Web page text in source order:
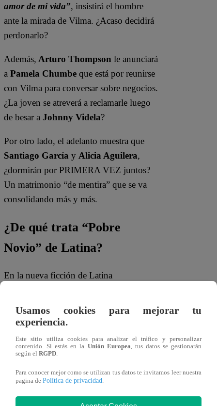
amor de mi vida”, insistirá el hombre
ante la mirada de Vilma. ¿Acaso decidirá
perdonarlo?
Además, Arturo Thompson le anunciará
a Pamela Chumbe que está por reunirse
con Vilma para conversar sobre negocios.
¿La joven se atreverá a reclamarle luego
de besar a Johnny Videla?
Por otro lado, el adelanto muestra que
Santiago García y Alicia Aguilera,
¿dormirán por PRIMERA VEZ juntos?
Un matrimonio “de mentira” que se va
consolidando más y más.
¿De qué trata “Pobre
Novio” de Latina?
En la nueva ficción de Latina
abandonado por su novia Pamela
(Andrea Luna) el mismo día de su
Gold) aprovecha esta oportunidad para
red social de citas, es así comocon la
Usamos cookies para mejorar tu
experiencia.
Este sitio utiliza cookies para analizar el tráfico y personalizar
contenido. Si estás en la Unión Europea, tus datos se gestionarán
según el RGPD.
Para conocer mejor como se utilizan tus datos te invitamos leer nuestra
pagina de Política de privacidad.